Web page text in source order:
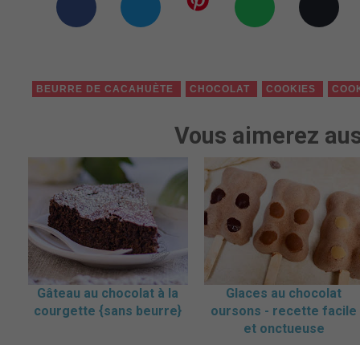
BEURRE DE CACAHUÈTE CHOCOLAT COOKIES
Vous aimerez
Gâteau au chocolat à la
courgette {sans beurre}
Glaces au chocolat
oursons - recette facile
et onctueuse